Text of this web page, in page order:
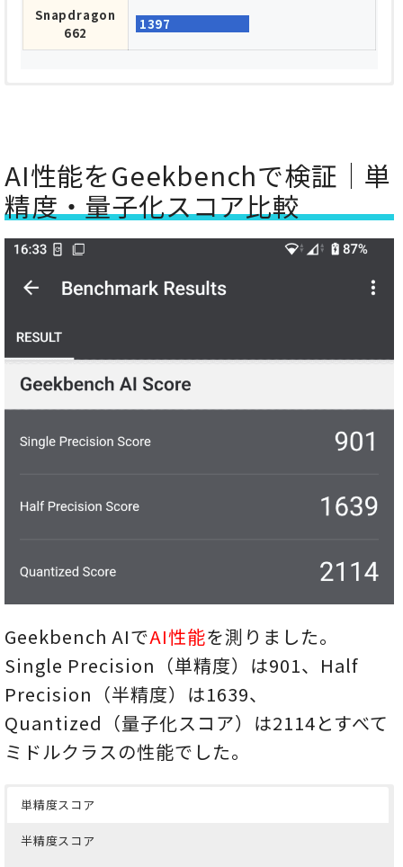
Snapdragon
662
1397
Snapdragon
8 Gen 3
2206
Snapdragon
1781
870
7s Gen 2
6 Gen 3
1019
Dimensity
967
695
1300T
MediaTek
Helio G99
Snapdragon
750G
644
Kompanio
520
619
690 5G
MediaTek
Helio G99
AI性能をGeekbenchで検証｜単
精度・量子化スコア比較
Geekbench AIでAI性能を測りました。
Single Precision（単精度）は901、Half
Precision（半精度）は1639、
Quantized（量子化スコア）は2114とすべて
ミドルクラスの性能でした。
単精度スコア
半精度スコア